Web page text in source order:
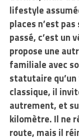
lifestyle
places n’est
passé, c’est un
propose une
familiale avec
statutaire qu’un
classique, il
autrement, et
kilomètre. Il ne
route, mais il